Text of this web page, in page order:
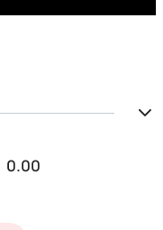
0.00